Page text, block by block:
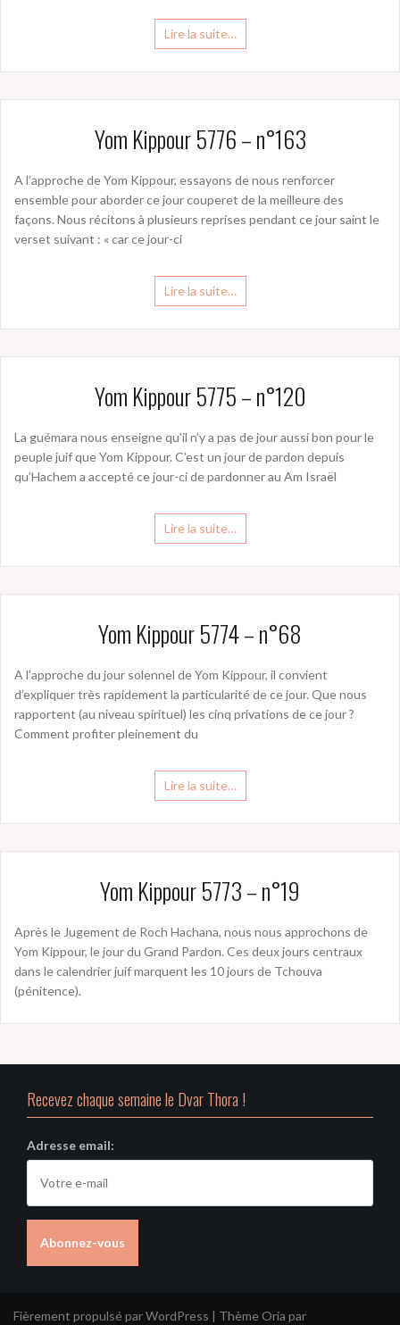
Lire la suite…
Yom Kippour 5776 – n°163
A l’approche de Yom Kippour, essayons de nous renforcer
ensemble pour aborder ce jour couperet de la meilleure des
façons. Nous récitons à plusieurs reprises pendant ce jour saint le
verset suivant : « car ce jour-ci
Lire la suite…
Yom Kippour 5775 – n°120
La guémara nous enseigne qu’il n’y a pas de jour aussi bon pour le
peuple juif que Yom Kippour. C’est un jour de pardon depuis
qu’Hachem a accepté ce jour-ci de pardonner au Am Israël
Lire la suite…
Yom Kippour 5774 – n°68
A l’approche du jour solennel de Yom Kippour, il convient
d’expliquer très rapidement la particularité de ce jour. Que nous
rapportent (au niveau spirituel) les cinq privations de ce jour ?
Comment profiter pleinement du
Lire la suite…
Yom Kippour 5773 – n°19
Après le Jugement de Roch Hachana, nous nous approchons de
Yom Kippour, le jour du Grand Pardon. Ces deux jours centraux
dans le calendrier juif marquent les 10 jours de Tchouva
(pénitence).
Recevez chaque semaine le Dvar Thora !
Adresse email:
Fièrement propulsé par WordPress | Thème Oria par